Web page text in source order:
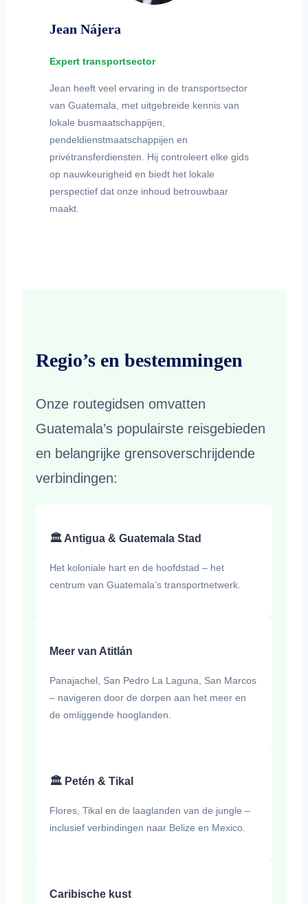
Jean Nájera
Expert transportsector
Jean heeft veel ervaring in de transportsector
van Guatemala, met uitgebreide kennis van
lokale busmaatschappijen,
pendeldienstmaatschappijen en
privétransferdiensten. Hij controleert elke gids
op nauwkeurigheid en biedt het lokale
perspectief dat onze inhoud betrouwbaar
maakt.
Regio’s en bestemmingen
Onze routegidsen omvatten
Guatemala’s populairste reisgebieden
en belangrijke grensoverschrijdende
verbindingen:
🏛️ Antigua & Guatemala Stad
Het koloniale hart en de hoofdstad – het
centrum van Guatemala’s transportnetwerk.
Meer van Atitlán
Panajachel, San Pedro La Laguna, San Marcos
– navigeren door de dorpen aan het meer en
de omliggende hooglanden.
🏛️ Petén & Tikal
Flores, Tikal en de laaglanden van de jungle –
inclusief verbindingen naar Belize en Mexico.
Caribische kust